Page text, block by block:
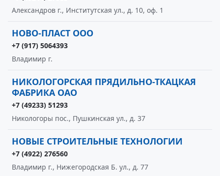
Александров г., Институтская ул., д. 10, оф. 1
НОВО-ПЛАСТ ООО
+7 (917) 5064393
Владимир г.
НИКОЛОГОРСКАЯ ПРЯДИЛЬНО-ТКАЦКАЯ
ФАБРИКА ОАО
+7 (49233) 51293
Никологоры пос., Пушкинская ул., д. 37
НОВЫЕ СТРОИТЕЛЬНЫЕ ТЕХНОЛОГИИ
+7 (4922) 276560
Владимир г., Нижегородская Б. ул., д. 77